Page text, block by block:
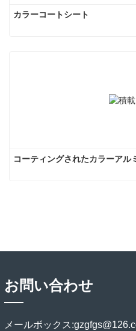
カラーコートシート
コーティングされたカラーアル
お問い合わせ
メールボックス: